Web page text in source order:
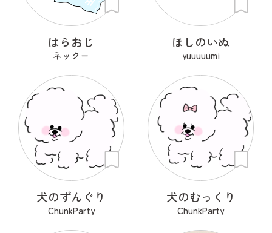
はらおじ
ネックー
ほしのいぬ
yuuuuumi
犬のずんぐり
ChunkParty
犬のむっくり
ChunkParty